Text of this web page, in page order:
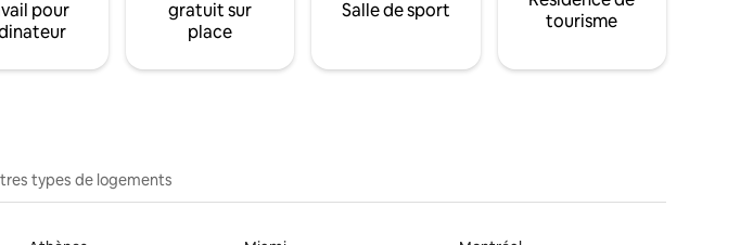
pour
gratuit sur
place
Salle de sport
tourisme
types de logements